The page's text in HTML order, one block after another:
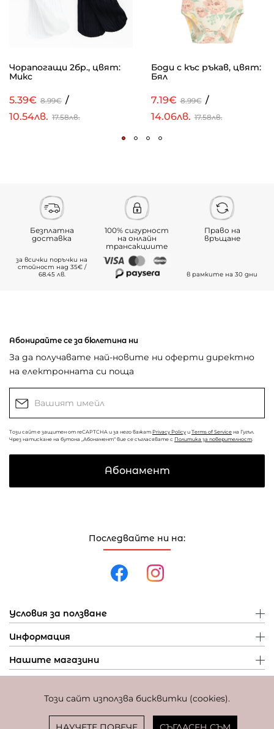
Този сайт използва бисквитки (cookies).
Чорапогащи 2бр., цвят:
Микс
5.39€ 8.99€ /
10.54лв. 17.58лв.
Боди с къс ръкав, цвят:
Бял
7.19€ 8.99€ /
14.06лв. 17.58лв.
Безплатна
доставка
за всички поръчки на
стойност над 35€ /
68.45 лв.
100% сигурност
на онлайн
трансакциите
Право на
връщане
в рамките на 30 дни
Последвайте ни на:
Условия за ползване
Информация
Нашите магазини
Абонирайте се за бюлетина ни
За да получавате най-новите ни оферти директно
на електронната си поща
Този сайт е защитен от reCAPTCHA и за него важат Privacy Policy и Terms of Service на Гугъл.
Чрез натискане на бутона „Абонамент“ вие се съгласявате с Политика за поверителност
Абонамент
Фиксиран курс за превалутиране: 1 EUR = 1,95583 BGN